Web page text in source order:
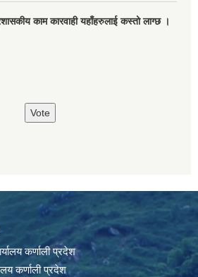
काम कारवाही यहाँहरुलाई कस्तो लाग्छ ।
कर्णाली प्रदेश
कर्णाली प्रदेश